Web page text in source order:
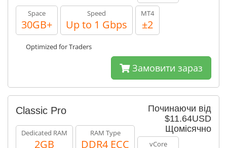
Space
30GB+
Speed
Up to 1 Gbps
MT4
±2
Optimized for Traders
Замовити зараз
Починаючи від
$11.64USD
Щомісячно
Classic Pro
Dedicated RAM
2GB
RAM Type
DDR4 ECC vCore